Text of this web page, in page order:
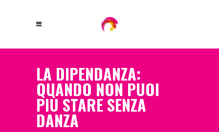
LA DIPENDANZA:
QUANDO NON PUOI
PIÙ STARE SENZA
DANZA